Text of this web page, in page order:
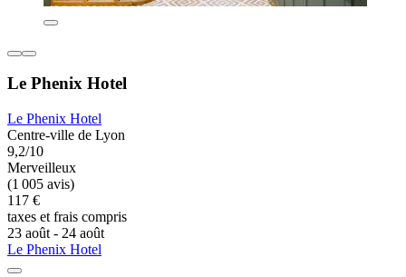
Le Phenix Hotel
Le Phenix Hotel
Centre-ville de Lyon
9,2/10
Merveilleux
(1 005 avis)
117 €
taxes et frais compris
23 août - 24 août
Le Phenix Hotel